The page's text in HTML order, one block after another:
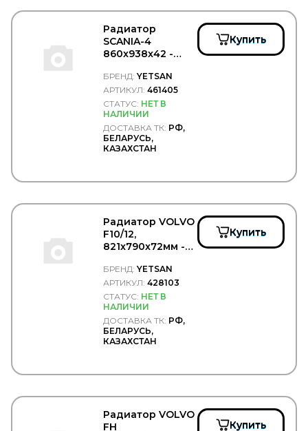
Радиатор
SCANIA-4
860x938x42 -
БРЕНД: YETSAN
АРТИКУЛ: 461405
СТАТУС: НЕТ В
НАЛИЧИИ
ДОСТАВКА ТК: РФ,
БЕЛАРУСЬ,
КАЗАХСТАН
Купить
Радиатор VOLVO
F10/12,
821x790x72мм -
БРЕНД: YETSAN
АРТИКУЛ: 428103
СТАТУС: НЕТ В
НАЛИЧИИ
ДОСТАВКА ТК: РФ,
БЕЛАРУСЬ,
КАЗАХСТАН
Купить
Радиатор VOLVO
FH
Купить